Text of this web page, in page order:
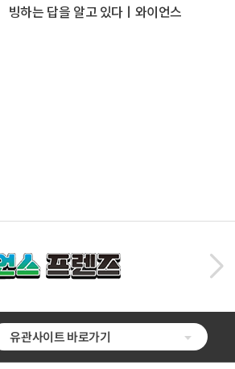
빙하는 답을 알고 있다ㅣ와이언스
유관사이트 바로가기